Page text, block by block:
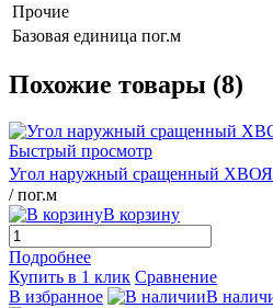
Прочие
Базовая единица пог.м
Похожие товары (8)
Быстрый просмотр
Угол наружный сращенный ХВОЯ
/ пог.м
В корзину
Подробнее
Купить в 1 клик Сравнение
В избранное
В